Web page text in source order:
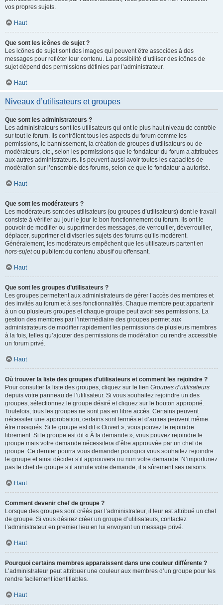
vos propres sujets.
Haut
Que sont les icônes de sujet ?
Les icônes de sujet sont des images qui peuvent être associées à des
messages pour refléter leur contenu. La possibilité d’utiliser des icônes de
sujet dépend des permissions définies par l’administrateur.
Haut
Niveaux d’utilisateurs et groupes
Que sont les administrateurs ?
Les administrateurs sont les utilisateurs qui ont le plus haut niveau de contrôle
sur tout le forum. Ils contrôlent tous les aspects du forum comme les
permissions, le bannissement, la création de groupes d’utilisateurs ou de
modérateurs, etc., selon les permissions que le fondateur du forum a attribuées
aux autres administrateurs. Ils peuvent aussi avoir toutes les capacités de
modération sur l’ensemble des forums, selon ce que le fondateur a autorisé.
Haut
Que sont les modérateurs ?
Les modérateurs sont des utilisateurs (ou groupes d’utilisateurs) dont le travail
consiste à vérifier au jour le jour le bon fonctionnement du forum. Ils ont le
pouvoir de modifier ou supprimer des messages, de verrouiller, déverrouiller,
déplacer, supprimer et diviser les sujets des forums qu’ils modèrent.
Généralement, les modérateurs empêchent que les utilisateurs partent en
hors-sujetou publient du contenu abusif ou offensant.
Haut
Que sont les groupes d’utilisateurs ?
Les groupes permettent aux administrateurs de gérer l’accès des membres et
des invités au forum et à ses fonctionnalités. Chaque membre peut appartenir
à un ou plusieurs groupes et chaque groupe peut avoir ses permissions. La
gestion des membres par l’intermédiaire des groupes permet aux
administrateurs de modifier rapidement les permissions de plusieurs membres
à la fois, telles qu’ajouter des permissions de modération ou rendre accessible
un forum privé.
Haut
Où trouver la liste des groupes d’utilisateurs et comment les rejoindre ?
Pour consulter la liste des groupes, cliquez sur le lien Groupes d’utilisateurs
depuis votre panneau de l’utilisateur. Si vous souhaitez rejoindre un des
groupes, sélectionnez le groupe désiré et cliquez sur le bouton approprié.
Toutefois, tous les groupes ne sont pas en libre accès. Certains peuvent
nécessiter une approbation, certains sont fermés et d’autres peuvent même
être masqués. Si le groupe est dit « Ouvert », vous pouvez le rejoindre
librement. Si le groupe est dit « À la demande », vous pouvez rejoindre le
groupe mais votre demande nécessitera d’être approuvée par un chef de
groupe. Ce dernier pourra vous demander pourquoi vous souhaitez rejoindre
le groupe et ainsi décider s’il approuvera ou non votre demande. N’importunez
pas le chef de groupe s’il annule votre demande, il a sûrement ses raisons.
Haut
Comment devenir chef de groupe ?
Lorsque des groupes sont créés par l’administrateur, il leur est attribué un chef
de groupe. Si vous désirez créer un groupe d’utilisateurs, contactez
l’administrateur en premier lieu en lui envoyant un message privé.
Haut
Pourquoi certains membres apparaissent dans une couleur différente ?
L’administrateur peut attribuer une couleur aux membres d’un groupe pour les
rendre facilement identifiables.
Haut